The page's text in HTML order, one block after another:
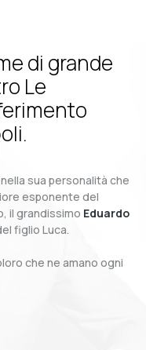
di grande
Le
sua personalità che
esponente del
il grandissimo Eduardo
figlio Luca.
che ne amano ogni